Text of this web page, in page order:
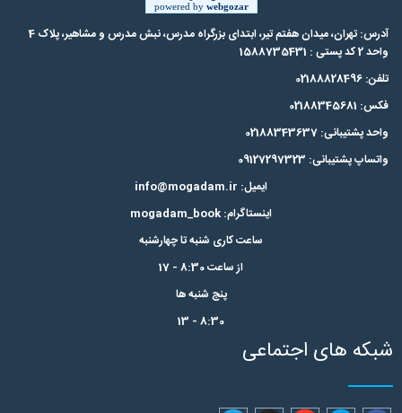
آدرس: تهران، میدان هفتم تیر، ابتدای بزرگراه مدرس،‌ نبش مدرس و مشاهیر، پلاک 4
واحد 2 کد پستی : 1588735431
تلفن: 02188828496
فکس: 02188345681
واحد پشتیبانی: 02188343637
واتساپ پشتیبانی: 09127297323
ایمیل: info@mogadam.ir
اینستاگرام: mogadam_book
ساعت کاری شنبه تا چهارشنبه
از ساعت 8:30 - 17
پنج شنبه ها
8:30 - 13
شبکه های اجتماعی